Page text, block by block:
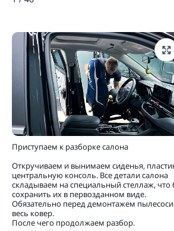
Приступаем к разборке салона
Откручиваем и вынимаем сиденья,
центральную консоль. Все детали салона
складываем на специальный стеллаж, что
сохранить их в первозданном виде.
Обязательно перед демонтажем
весь ковер.
После чего продолжаем разбор.